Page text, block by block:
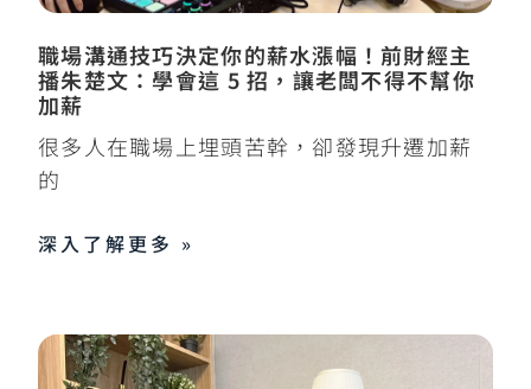
職場溝通技巧決定你的薪水漲幅！前財經主
播朱楚文：學會這 5 招，讓老闆不得不幫你
加薪
很多人在職場上埋頭苦幹，卻發現升遷加薪
的
深入了解更多 »